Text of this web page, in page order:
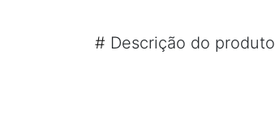
# Descrição do produto